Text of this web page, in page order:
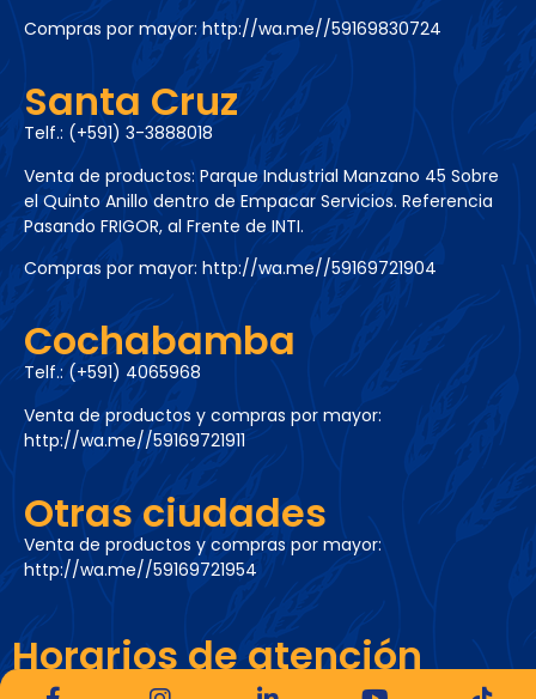
Compras por mayor:http://wa.me//59169830724
Santa Cruz
Telf.: (+591) 3-3888018
Venta de productos: Parque Industrial Manzano 45 Sobre
el Quinto Anillo dentro de Empacar Servicios. Referencia
Pasando FRIGOR, al Frente de INTI.
Compras por mayor: http://wa.me//59169721904
Cochabamba
Telf.: (+591) 4065968
Venta de productos y compras por mayor:
http://wa.me//59169721911
Otras ciudades
Venta de productos y compras por mayor:
http://wa.me//59169721954
Horarios de atención
Lunes a viernes de 8:30 a 15:30 – info@simsa.com.bo